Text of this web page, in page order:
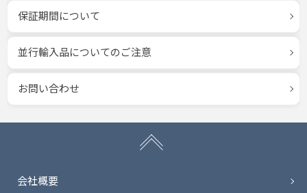
保証期間について
並行輸入品についてのご注意
お問い合わせ
会社概要